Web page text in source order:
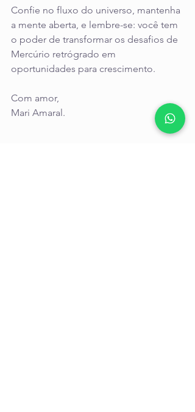
Confie no fluxo do universo, mantenha
a mente aberta, e lembre-se: você tem
o poder de transformar os desafios de
Mercúrio retrógrado em
oportunidades para crescimento.
Com amor,
Mari Amaral.